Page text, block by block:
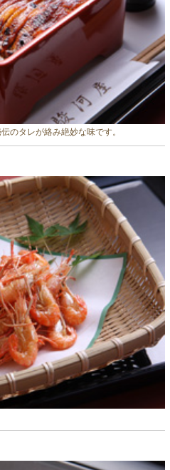
のタレが絡み絶妙な味です。